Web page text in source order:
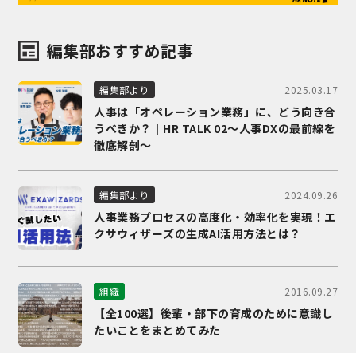
編集部おすすめ記事
編集部より 2025.03.17
人事は「オペレーション業務」に、どう向き合
うべきか？｜HR TALK 02～人事DXの最前線を
徹底解剖～
編集部より 2024.09.26
人事業務プロセスの高度化・効率化を実現！エ
クサウィザーズの生成AI活用方法とは？
組織 2016.09.27
【全100選】後輩・部下の育成のために意識し
たいことをまとめてみた